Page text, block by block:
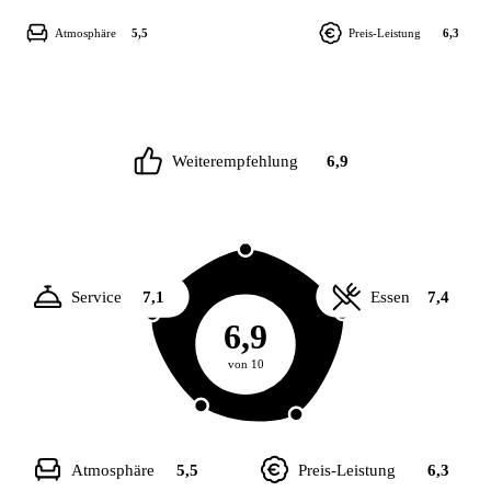
Preis-Leistung 6,3
Atmosphäre 5,5
6,9
von 10
Weiterempfehlung 6,9
Essen 7,4
Preis-Leistung 6,3
Atmosphäre 5,5
Service 7,1